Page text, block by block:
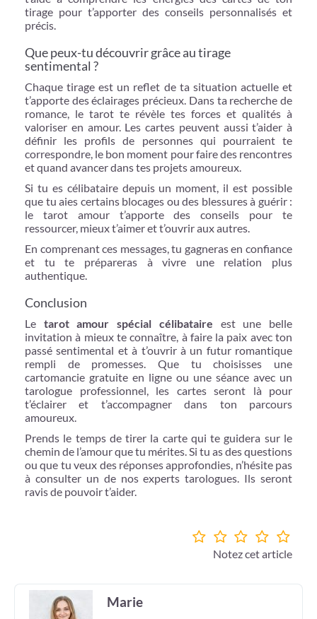
tirage pour t’apporter des conseils personnalisés et
précis.
Que peux-tu découvrir grâce au tirage
sentimental ?
Chaque tirage est un reflet de ta situation actuelle et
t’apporte des éclairages précieux. Dans ta recherche de
romance, le tarot te révèle tes forces et qualités à
valoriser en amour. Les cartes peuvent aussi t’aider à
définir les profils de personnes qui pourraient te
correspondre, le bon moment pour faire des rencontres
et quand avancer dans tes projets amoureux.
Si tu es célibataire depuis un moment, il est possible
que tu aies certains blocages ou des blessures à guérir :
le tarot amour t’apporte des conseils pour te
ressourcer, mieux t’aimer et t’ouvrir aux autres.
En comprenant ces messages, tu gagneras en confiance
et tu te prépareras à vivre une relation plus
authentique.
Conclusion
Le tarot amour spécial célibataire est une belle
invitation à mieux te connaître, à faire la paix avec ton
passé sentimental et à t’ouvrir à un futur romantique
rempli de promesses. Que tu choisisses une
cartomancie gratuite en ligne ou une séance avec un
tarologue professionnel, les cartes seront là pour
t’éclairer et t’accompagner dans ton parcours
amoureux.
Prends le temps de tirer la carte qui te guidera sur le
chemin de l’amour que tu mérites. Si tu as des questions
ou que tu veux des réponses approfondies, n’hésite pas
à consulter un de nos experts tarologues. Ils seront
ravis de pouvoir t’aider.
Notez cet article
Marie